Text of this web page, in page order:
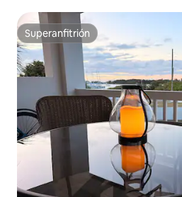
Superanfitrión
Superanfitrión